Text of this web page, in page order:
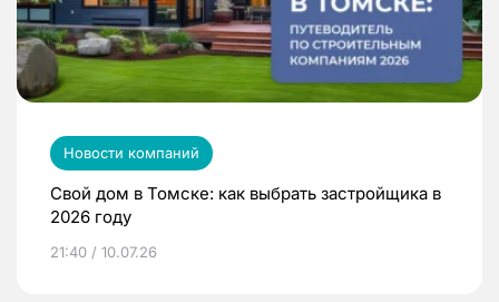
Новости компаний
Свой дом в Томске: как выбрать застройщика в
2026 году
21:40 / 10.07.26